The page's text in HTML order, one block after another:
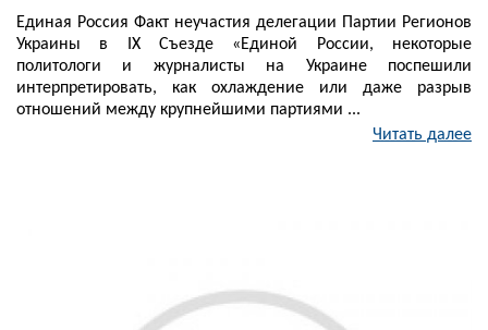
Единая Россия Факт неучастия делегации Партии Регионов
Украины в IX Съезде «Единой России, некоторые
политологи и журналисты на Украине поспешили
интерпретировать, как охлаждение или даже разрыв
отношений между крупнейшими партиями ...
Читать далее